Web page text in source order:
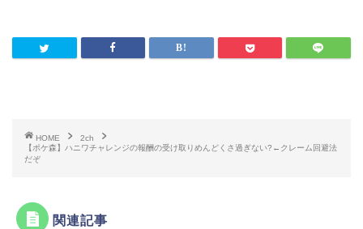
HOME
2ch
【ポケ森】ハニワチャレンジの報酬の受け取りめんどくさ過ぎない?←クレーム回避法
だぞ
関連記事